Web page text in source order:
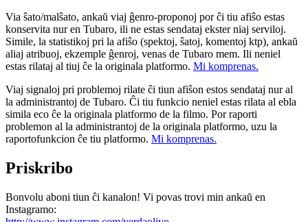
Via ŝato/malŝato, ankaŭ viaj ĝenro-proponoj por ĉi tiu afiŝo estas
konservita nur en Tubaro, ili ne estas sendataj ekster niaj serviloj.
Simile, la statistikoj pri la afiŝo (spektoj, ŝatoj, komentoj ktp), ankaŭ
aliaj atribuoj, ekzemple ĝenroj, venas de Tubaro mem. Ili neniel
estas rilataj al tiuj ĉe la originala platformo. Mi komprenas.
Viaj signaloj pri problemoj rilate ĉi tiun afiŝon estos sendataj nur al
la administrantoj de Tubaro. Ĉi tiu funkcio neniel estas rilata al ebla
simila eco ĉe la originala platformo de la filmo. Por raporti
problemon al la administrantoj de la originala platformo, uzu la
raportofunkcion ĉe tiu platformo. Mi komprenas.
Priskribo
Bonvolu aboni tiun ĉi kanalon! Vi povas trovi min ankaŭ en
Instagramo: